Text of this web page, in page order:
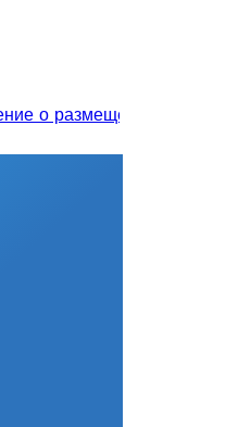
о размещении проекта